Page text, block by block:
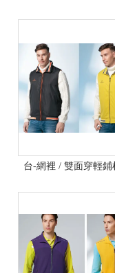
台-網裡 / 雙面穿輕鋪